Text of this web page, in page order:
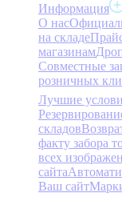
Информация
О нас
на складе
магазинам
Совместные
розничных
Лучшие
складов
факту забора
всех
сайта
Ваш сайт